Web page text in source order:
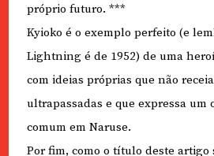
próprio futuro. ***
Kyioko é o exemplo perfeito (e
Lightning é de 1952) de uma
com ideias próprias que não
ultrapassadas e que expressa um
comum em Naruse.
Por fim, como o título deste artigo